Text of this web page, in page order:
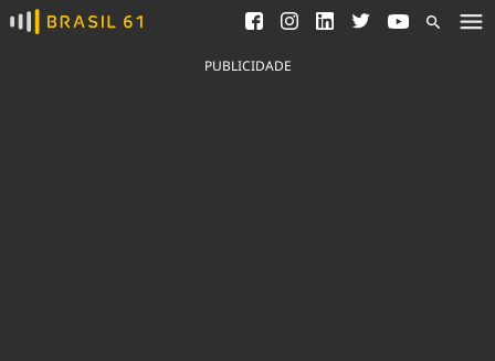
Ver todas as notícias
Saneamento
Indicadores
PUBLICIDADE